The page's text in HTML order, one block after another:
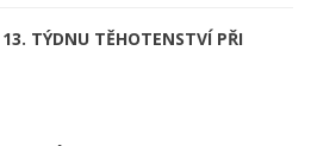
13. TÝDNU TĚHOTENSTVÍ PŘI